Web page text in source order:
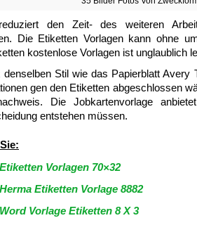
den Zeit- des weiteren
Die Etiketten Vorlagen kann ohne
kostenlose Vorlagen ist unglaublich
denselben Stil wie das Papierblatt
gen den Etiketten abgeschlossen
Die Jobkartenvorlage
entstehen müssen.
Etiketten Vorlagen 70×32
Herma Etiketten Vorlage 8882
Word Vorlage Etiketten 8 X 3